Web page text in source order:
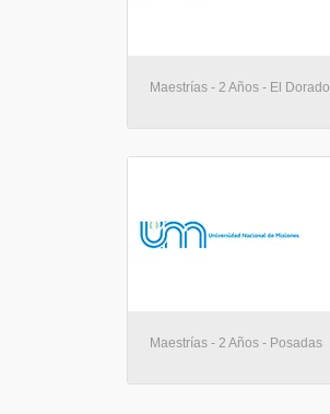
Maestrías - 2 Años - El Dorado
Maestrías - 2 Años - Posadas